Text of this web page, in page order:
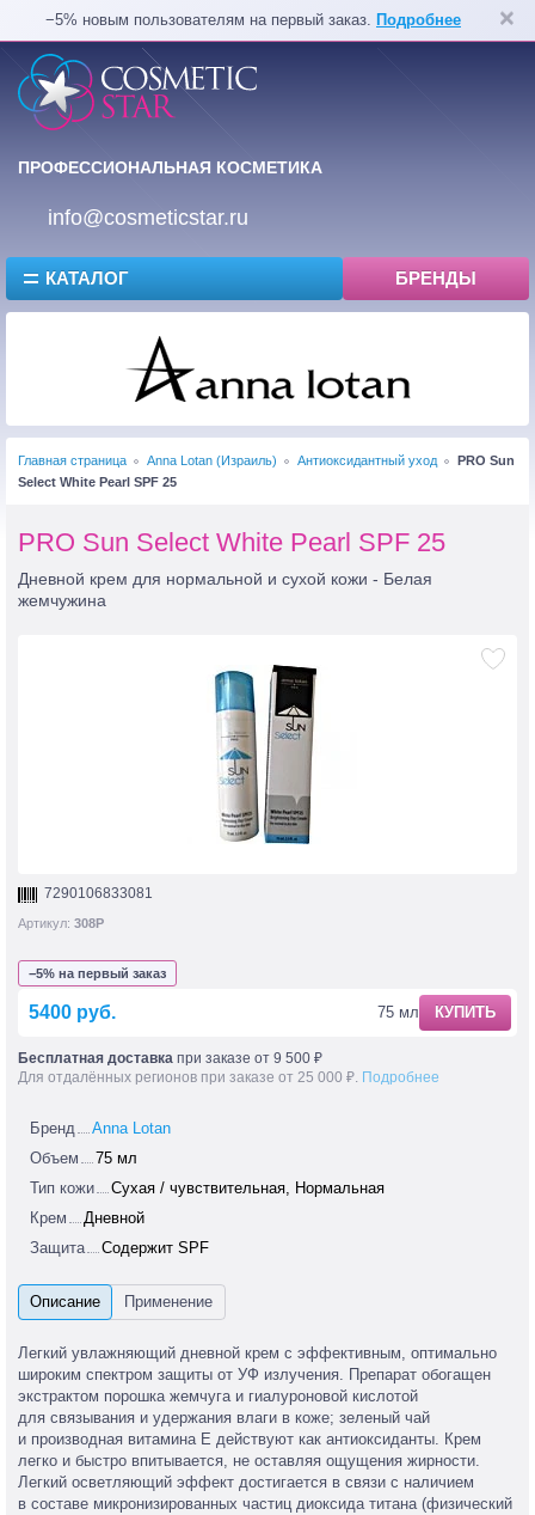
−5% новым пользователям на первый заказ. Подробнее
ПРОФЕССИОНАЛЬНАЯ КОСМЕТИКА
info@cosmeticstar.ru
КАТАЛОГ БРЕНДЫ
Главная страница Anna Lotan (Израиль) Антиоксидантный уход
PRO Sun
Select White Pearl SPF 25
PRO Sun Select White Pearl SPF 25
Дневной крем для нормальной и сухой кожи - Белая
жемчужина
7290106833081
Артикул: 308Р
−5% на первый заказ
5400 руб. 75 мл КУПИТЬ
Бесплатная доставка при заказе от 9 500 ₽
Для отдалённых регионов при заказе от 25 000 ₽. Подробнее
Бренд
Anna Lotan
Объем
75 мл
Тип кожи
Сухая / чувствительная, Нормальная
Крем
Дневной
Защита
Содержит SPF
Легкий увлажняющий дневной крем с эффективным, оптимально
широким спектром защиты от УФ излучения. Препарат обогащен
экстрактом порошка жемчуга и гиалуроновой кислотой
для связывания и удержания влаги в коже; зеленый чай
и производная витамина Е действуют как антиоксиданты. Крем
легко и быстро впитывается, не оставляя ощущения жирности.
Легкий осветляющий эффект достигается в связи с наличием
в составе микронизированных частиц диоксида титана (физический